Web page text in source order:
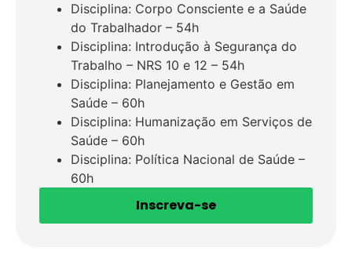
Disciplina: Corpo Consciente e a Saúde
do Trabalhador – 54h
Disciplina: Introdução à Segurança do
Trabalho – NRS 10 e 12 – 54h
Disciplina: Planejamento e Gestão em
Saúde – 60h
Disciplina: Humanização em Serviços de
Saúde – 60h
Disciplina: Política Nacional de Saúde –
60h
Inscreva-se